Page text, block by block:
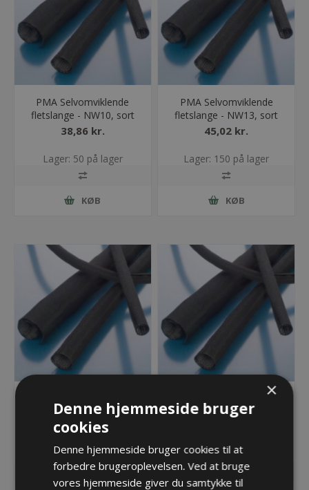
PMA Selvomviklende
fletslange - NW10, sort
38,86 kr.
Lager: 50 på lager
KØB
PMA Selvomviklende
fletslange - NW13, sort
45,02 kr.
Lager: 150 på lager
KØB
fletslange - NW16, sort
48,03 kr.
Lager: 50 på lager
PMA Selvomviklende
fletslange - NW19, sort
Lager: 100 på lager
×
Denne hjemmeside bruger
cookies
Denne hjemmeside bruger cookies til at
forbedre brugeroplevelsen. Ved at bruge
vores hjemmeside giver du samtykke til